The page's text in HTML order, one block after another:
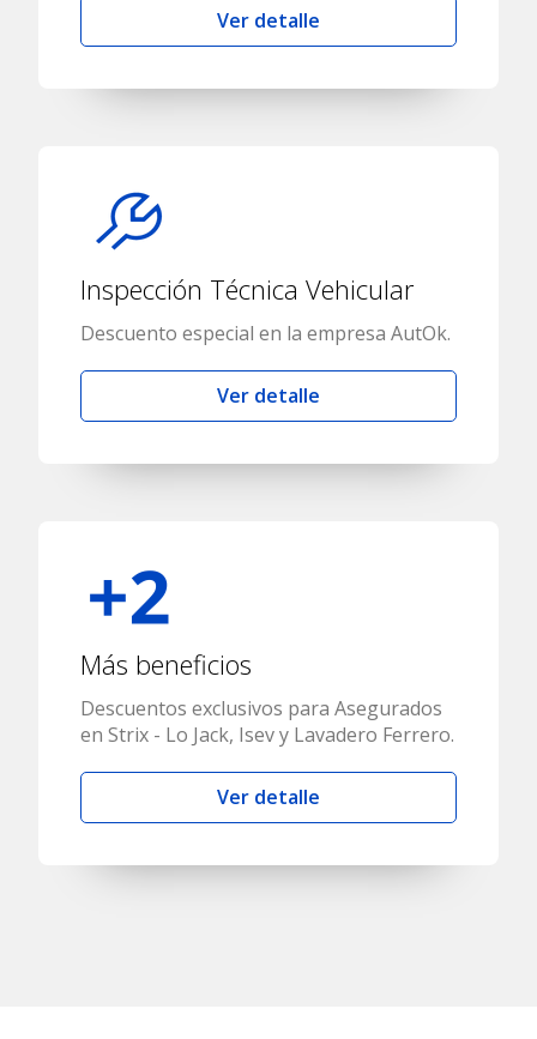
Ver detalle
Inspección Técnica Vehicular
Descuento especial en la empresa AutOk.
Ver detalle
Más beneficios
Descuentos exclusivos para Asegurados
en Strix - Lo Jack, Isev y Lavadero Ferrero.
Ver detalle